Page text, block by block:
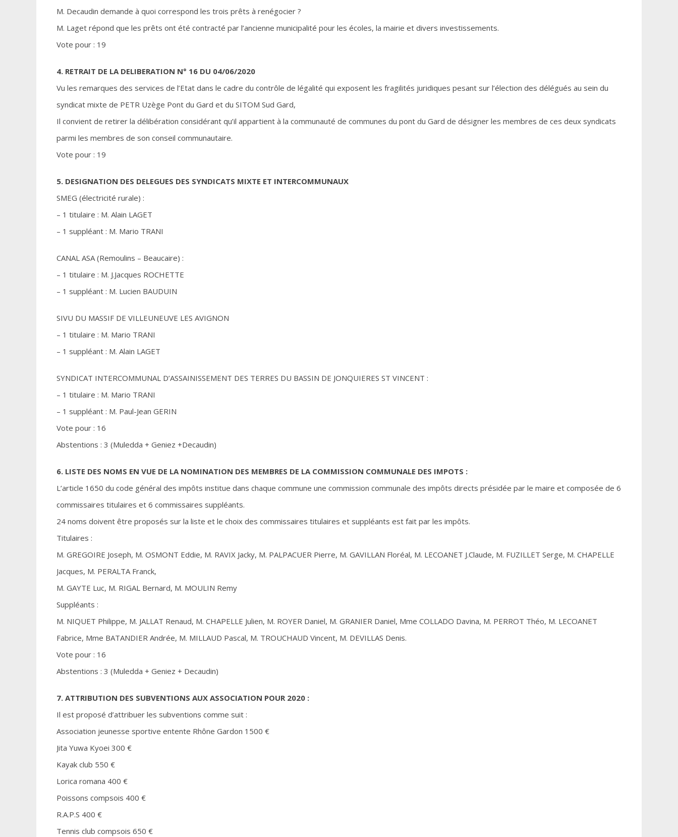
M. Decaudin demande à quoi correspond les trois prêts à renégocier ?
M. Laget répond que les prêts ont été contracté par l’ancienne municipalité pour les écoles, la mairie et divers investissements.
Vote pour : 19
4. RETRAIT DE LA DELIBERATION N° 16 DU 04/06/2020
Vu les remarques des services de l’Etat dans le cadre du contrôle de légalité qui exposent les fragilités juridiques pesant sur l’élection des délégués au sein du
syndicat mixte de PETR Uzège Pont du Gard et du SITOM Sud Gard,
Il convient de retirer la délibération considérant qu’il appartient à la communauté de communes du pont du Gard de désigner les membres de ces deux syndicats
parmi les membres de son conseil communautaire.
Vote pour : 19
5. DESIGNATION DES DELEGUES DES SYNDICATS MIXTE ET INTERCOMMUNAUX
SMEG (électricité rurale) :
– 1 titulaire : M. Alain LAGET
– 1 suppléant : M. Mario TRANI
CANAL ASA (Remoulins – Beaucaire) :
– 1 titulaire : M. J.Jacques ROCHETTE
– 1 suppléant : M. Lucien BAUDUIN
SIVU DU MASSIF DE VILLEUNEUVE LES AVIGNON
– 1 titulaire : M. Mario TRANI
– 1 suppléant : M. Alain LAGET
SYNDICAT INTERCOMMUNAL D’ASSAINISSEMENT DES TERRES DU BASSIN DE JONQUIERES ST VINCENT :
– 1 titulaire : M. Mario TRANI
– 1 suppléant : M. Paul-Jean GERIN
Vote pour : 16
Abstentions : 3 (Muledda + Geniez +Decaudin)
6. LISTE DES NOMS EN VUE DE LA NOMINATION DES MEMBRES DE LA COMMISSION COMMUNALE DES IMPOTS :
L’article 1650 du code général des impôts institue dans chaque commune une commission communale des impôts directs présidée par le maire et composée de 6
commissaires titulaires et 6 commissaires suppléants.
24 noms doivent être proposés sur la liste et le choix des commissaires titulaires et suppléants est fait par les impôts.
Titulaires :
M. GREGOIRE Joseph, M. OSMONT Eddie, M. RAVIX Jacky, M. PALPACUER Pierre, M. GAVILLAN Floréal, M. LECOANET J.Claude, M. FUZILLET Serge, M. CHAPELLE
Jacques, M. PERALTA Franck,
M. GAYTE Luc, M. RIGAL Bernard, M. MOULIN Remy
Suppléants :
M. NIQUET Philippe, M. JALLAT Renaud, M. CHAPELLE Julien, M. ROYER Daniel, M. GRANIER Daniel, Mme COLLADO Davina, M. PERROT Théo, M. LECOANET
Fabrice, Mme BATANDIER Andrée, M. MILLAUD Pascal, M. TROUCHAUD Vincent, M. DEVILLAS Denis.
Vote pour : 16
Abstentions : 3 (Muledda + Geniez + Decaudin)
7. ATTRIBUTION DES SUBVENTIONS AUX ASSOCIATION POUR 2020 :
Il est proposé d’attribuer les subventions comme suit :
Association jeunesse sportive entente Rhône Gardon 1500 €
Jita Yuwa Kyoei 300 €
Kayak club 550 €
Lorica romana 400 €
Poissons compsois 400 €
R.A.P.S 400 €
Tennis club compsois 650 €